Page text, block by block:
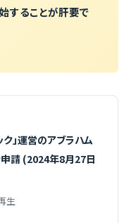
することが肝要で
」運営のアブラハム
申請 (2024年8月27日
生